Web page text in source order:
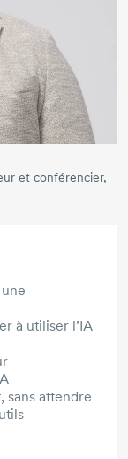
et conférencier,
à utiliser l’IA
sans attendre